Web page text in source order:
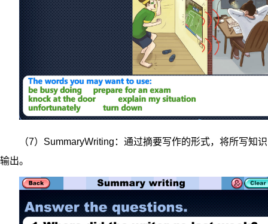
（7）SummaryWriting：通过摘要写作的形式，将所写知识
输出。